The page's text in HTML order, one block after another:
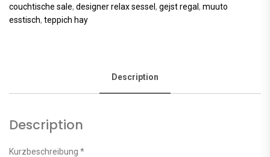
couchtische sale, designer relax sessel , gejst regal , muuto
esstisch, teppich hay
Description
Description
Kurzbeschreibung *